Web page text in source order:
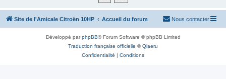
Site de l'Amicale Citroën 10HP Accueil du forum Nous contacter
Développé parphpBB® Forum Software © phpBB Limited
Traduction française officielle ©Qiaeru
Confidentialité | Conditions